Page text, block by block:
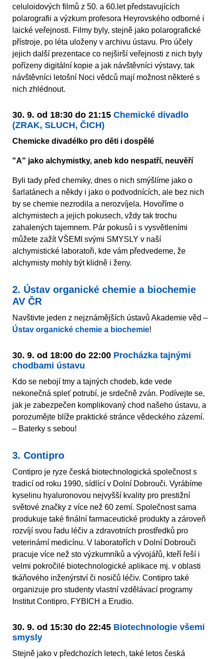
celuloidových filmů z 50. a 60.let představujících
polarografii a výzkum profesora Heyrovského odborné i
laické veřejnosti. Filmy byly, stejně jako polarografické
přístroje, po léta uloženy v archivu ústavu. Pro účely
jejich další prezentace co nejširší veřejnosti z nich byly
pořízeny digitální kopie a jak návštěvníci výstavy, tak
návštěvníci letošní Noci vědců mají možnost některé s
nich zhlédnout.
30. 9. od 18:30 do 21:15 Chemické divadlo
(ZRAK, SLUCH, ČICH)
Chemicke divadélko pro děti i dospělé
"A" jako alchymistky, aneb kdo nespatří, neuvěří
Byli tady před chemiky, dnes o nich smýšlíme jako o
šarlatánech a někdy i jako o podvodnících, ale bez nich
by se chemie nezrodila a nerozvíjela. Hovoříme o
alchymistech a jejich pokusech, vždy tak trochu
zahalených tajemnem. Pár pokusů i s vysvětleními
můžete zažít VŠEMI svými SMYSLY v naší
alchymistické laboratoři, kde vám předvedeme, že
alchymisty mohly být klidně i ženy.
2. Ústav organické chemie a biochemie
AV ČR
Navštivte jeden z nejznámějších ústavů Akademie věd –
Ústav organické chemie a biochemie!
30. 9. od 18:00 do 22:00 Procházka tajnými
chodbami ústavu
Kdo se nebojí tmy a tajných chodeb, kde vede
nekonečná spleť potrubí, je srdečně zván. Podívejte se,
jak je zabezpečen komplikovaný chod našeho ústavu, a
porozumějte blíže praktické stránce vědeckého zázemí.
– Baterky s sebou!
3. Contipro
Contipro je ryze česká biotechnologická společnost s
tradicí od roku 1990, sídlící v Dolní Dobrouči. Vyrábíme
kyselinu hyaluronovou nejvyšší kvality pro prestižní
světové značky z více než 60 zemí. Společnost sama
produkuje také finální farmaceutické produkty a zároveň
rozvíjí svou řadu léčiv a zdravotních prostředků pro
veterinární medicínu. V laboratořích v Dolní Dobrouči
pracuje více než sto výzkumníků a vývojářů, kteří řeší i
velmi pokročilé biotechnologické aplikace mj. v oblasti
tkáňového inženýrství či nosičů léčiv. Contipro také
organizuje pro studenty vlastní vzdělávací programy
Institut Contipro, FYBICH a Erudio.
30. 9. od 15:30 do 22:45 Biotechnologie všemi
smysly
Stejně jako v předchozích letech, také letos česká